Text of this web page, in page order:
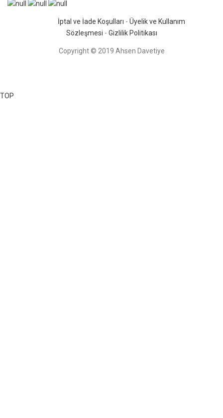
İptal ve İade Koşulları - Üyelik ve Kullanım
Sözleşmesi - Gizlilik Politikası
Copyright © 2019 Ahsen Davetiye
TOP